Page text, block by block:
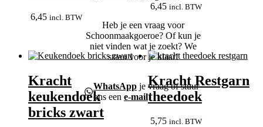
6,45 incl. BTW
6,45 incl. BTW
Kracht
keukendoek
bricks zwart
Kracht Restgarn
theedoek
5,75 incl. BTW
Heb je een vraag voor
Schoonmaakgoeroe? Of kun je
niet vinden wat je zoekt? We
staan voor je klaar!
WhatsApp je vraag of stuur
ons een e-mail